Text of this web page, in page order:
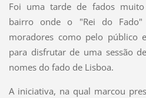
Foi uma tarde de fados
bairro onde o "Rei do
moradores como pelo público
para disfrutar de uma sessão
nomes do fado de Lisboa.
A iniciativa, na qual marcou